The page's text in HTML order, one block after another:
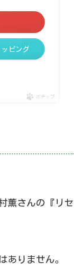
ッピング
ポチップ
薫さんの『リセ
ありません。